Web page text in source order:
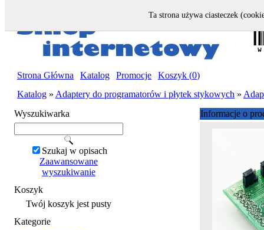
Strona Główna Katalog Promocje Koszyk (0)
Katalog » Adaptery do programatorów i płytek stykowych »
Wyszukiwarka
Szukaj w opisach
Zaawansowane
wyszukiwanie
Koszyk
Twój koszyk jest pusty
Kategorie
Informacje o
Ta strona używa ciasteczek